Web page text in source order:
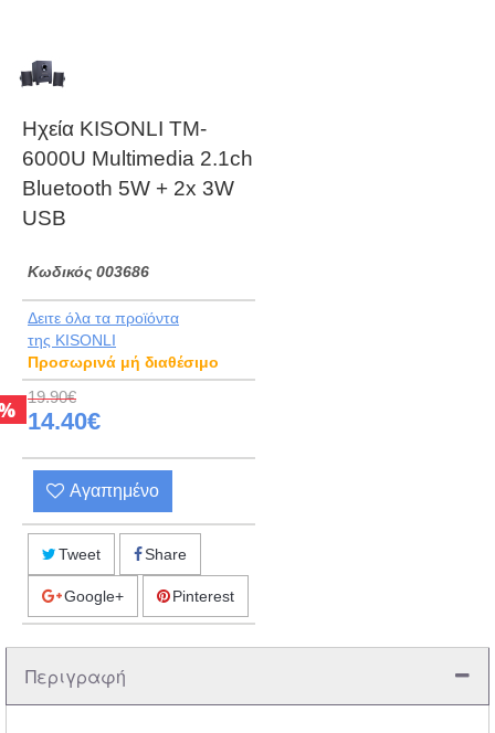
Ηχεία KISONLI ΤM-
6000U Multimedia 2.1ch
Bluetooth 5W + 2x 3W
USB
Kωδικός 003686
Δειτε όλα τα προϊόντα
της KISONLI
Προσωρινά μή διαθέσιμο
19.90€
14.40€
Αγαπημένο
Tweet Share
Google+ Pinterest
Περιγραφή